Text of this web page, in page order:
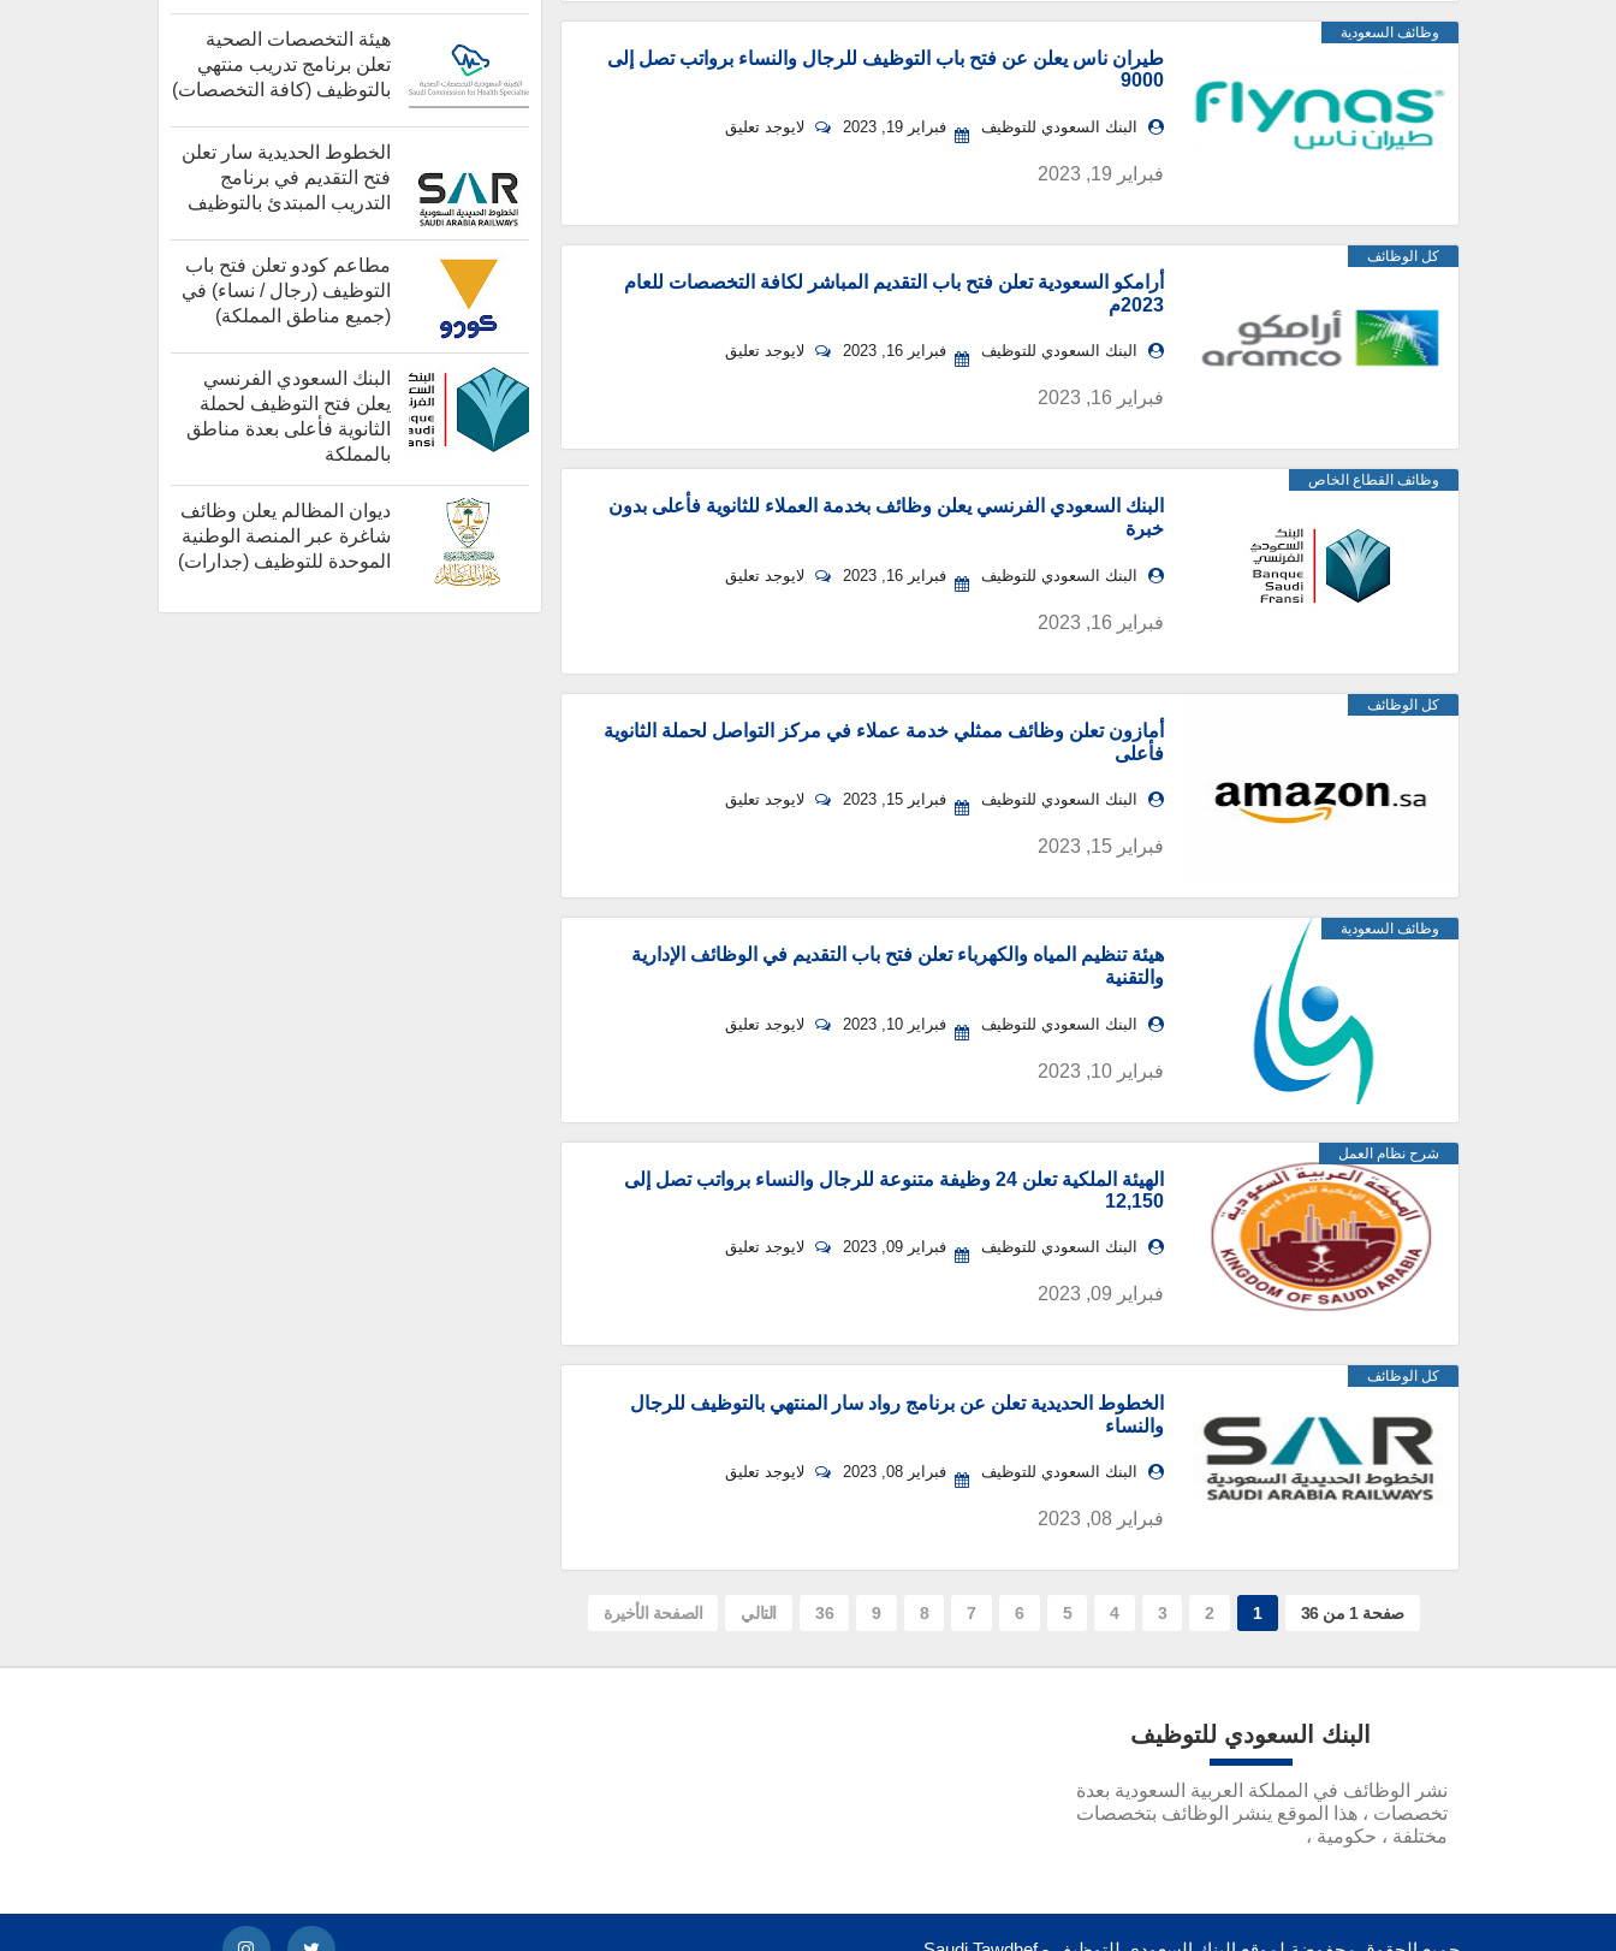
وظائف السعودية
طيران ناس يعلن عن فتح باب التوظيف للرجال والنساء برواتب تصل إلى
9000
البنك السعودي للتوظيف فبراير 19, 2023 لايوجد تعليق
فبراير 19, 2023
كل الوظائف
أرامكو السعودية تعلن فتح باب التقديم المباشر لكافة التخصصات للعام
2023م
البنك السعودي للتوظيف فبراير 16, 2023 لايوجد تعليق
فبراير 16, 2023
وظائف القطاع الخاص
البنك السعودي الفرنسي يعلن وظائف بخدمة العملاء للثانوية فأعلى بدون
خبرة
البنك السعودي للتوظيف فبراير 16, 2023 لايوجد تعليق
فبراير 16, 2023
كل الوظائف
أمازون تعلن وظائف ممثلي خدمة عملاء في مركز التواصل لحملة الثانوية
فأعلى
البنك السعودي للتوظيف فبراير 15, 2023 لايوجد تعليق
فبراير 15, 2023
وظائف السعودية
هيئة تنظيم المياه والكهرباء تعلن فتح باب التقديم في الوظائف الإدارية
والتقنية
البنك السعودي للتوظيف فبراير 10, 2023 لايوجد تعليق
فبراير 10, 2023
شرح نظام العمل
الهيئة الملكية تعلن 24 وظيفة متنوعة للرجال والنساء برواتب تصل إلى
12,150
البنك السعودي للتوظيف فبراير 09, 2023 لايوجد تعليق
فبراير 09, 2023
كل الوظائف
الخطوط الحديدية تعلن عن برنامج رواد سار المنتهي بالتوظيف للرجال
والنساء
البنك السعودي للتوظيف فبراير 08, 2023 لايوجد تعليق
فبراير 08, 2023
صفحة 1 من 36 1
2
3
4
5
6
7
8
9
36 التالي الصفحة الأخيرة
هيئة التخصصات الصحية
تعلن برنامج تدريب منتهي
بالتوظيف (كافة التخصصات)
كل الوظائف
الخطوط الحديدية سار تعلن
فتح التقديم في برنامج
التدريب المبتدئ بالتوظيف
كل الوظائف
مطاعم كودو تعلن فتح باب
التوظيف (رجال / نساء) في
(جميع مناطق المملكة)
البنك السعودي الفرنسي
يعلن فتح التوظيف لحملة
الثانوية فأعلى بعدة مناطق
بالمملكة
ديوان المظالم يعلن وظائف
شاغرة عبر المنصة الوطنية
الموحدة للتوظيف (جدارات)
البنك السعودي للتوظيف
نشر الوظائف في المملكة العربية السعودية بعدة
تخصصات ، هذا الموقع ينشر الوظائف بتخصصات
مختلفة ، حكومية ،